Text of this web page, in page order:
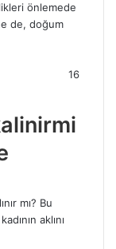
önlemede
de, doğum
16
mı? Bu
aklını